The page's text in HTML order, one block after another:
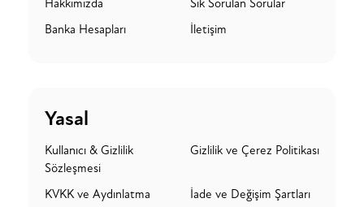
Hakkımızda
Sık Sorulan Sorular
Banka Hesapları
İletişim
Yasal
Kullanıcı & Gizlilik
Sözleşmesi
Gizlilik ve Çerez Politikası
KVKK ve Aydınlatma
İade ve Değişim Şartları